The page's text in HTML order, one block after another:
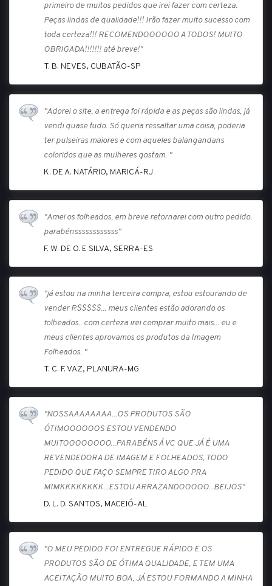
primeiro de muitos pedidos que irei fazer com certeza.
Peças lindas de qualidade!!! Irão fazer muito sucesso com
toda certeza!!! RECOMENDOOOOOO A TODOS! MUITO
OBRIGADA!!!!!!! até breve!"
T. B. NEVES, CUBATÃO-SP
"Adorei o site, a entrega foi rápida e as peças são lindas, já
vendi quase tudo. Só queria ressaltar uma coisa, poderia
ter pulseiras maiores e com aqueles balangandans
coloridos que as mulheres gostam. "
K. DE A. NATÁRIO, MARICÁ-RJ
"Amei os folheados, em breve retornarei com outro pedido.
parabénssssssssssss"
F. W. DE O. E SILVA, SERRA-ES
"já estou na minha terceira compra, estou estourando de
vender R$$$$$... meus clientes estão adorando os
folheados.. com certeza irei comprar muito mais... eu e
meus clientes aprovamos os produtos da Imagem
Folheados. "
T. C. F. VAZ, PLANURA-MG
"NOSSAAAAAAAA...OS PRODUTOS SÃO
ÓTIMOOOOOOS ESTOU VENDENDO
MUITOOOOOOOO...PARABÉNS Á VC QUE JÁ É UMA
REVENDEDORA DE IMAGEM E FOLHEADOS, TODO
PEDIDO QUE FAÇO SEMPRE TIRO ALGO PRA
MIMKKKKKKKK...ESTOU ARRAZANDOOOOO...BEIJOS"
D. L. D. SANTOS, MACEIÓ-AL
"O MEU PEDIDO FOI ENTREGUE RÁPIDO E OS
PRODUTOS SÃO DE ÓTIMA QUALIDADE, E TEM UMA
ACEITAÇÃO MUITO BOA, JÁ ESTOU FORMANDO A MINHA